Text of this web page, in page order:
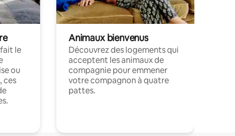
le
ou
ces
Animaux bienvenus
Découvrez des logements qui
acceptent les animaux de
compagnie pour emmener
votre compagnon à quatre
pattes.